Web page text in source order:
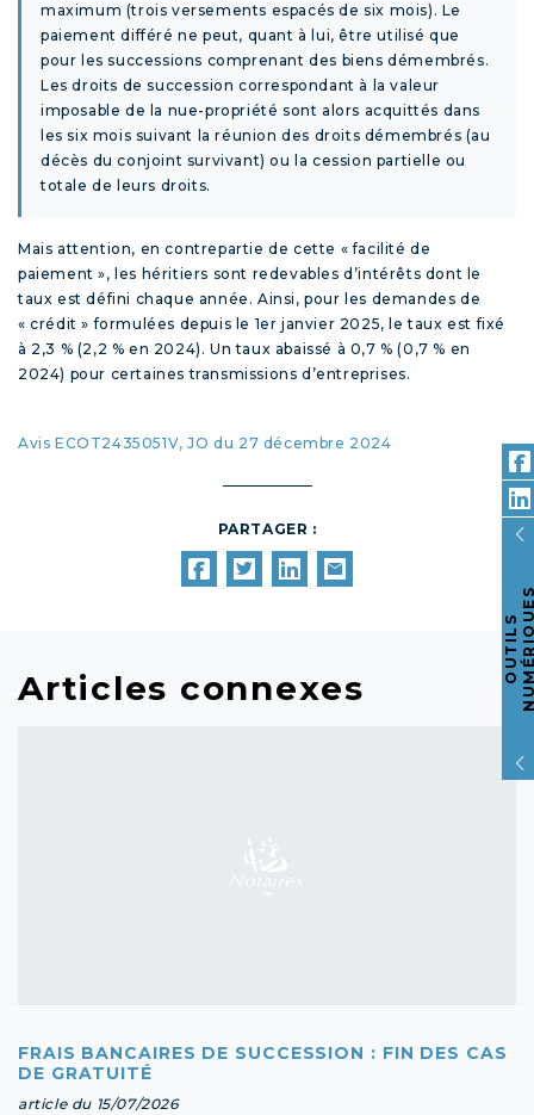
maximum (trois versements espacés de six mois). Le
paiement différé ne peut, quant à lui, être utilisé que
pour les successions comprenant des biens démembrés.
Les droits de succession correspondant à la valeur
imposable de la nue-propriété sont alors acquittés dans
les six mois suivant la réunion des droits démembrés (au
décès du conjoint survivant) ou la cession partielle ou
totale de leurs droits.
Mais attention, en contrepartie de cette « facilité de
paiement », les héritiers sont redevables d’intérêts dont le
taux est défini chaque année. Ainsi, pour les demandes de
« crédit » formulées depuis le 1er janvier 2025, le taux est fixé
à 2,3 % (2,2 % en 2024). Un taux abaissé à 0,7 % (0,7 % en
2024) pour certaines transmissions d’entreprises.
Avis ECOT2435051V, JO du 27 décembre 2024
PARTAGER :
Articles connexes
FRAIS BANCAIRES DE SUCCESSION : FIN DES CAS
DE GRATUITÉ
article du 15/07/2026
O
U
T
I
L
S
N
U
M
É
R
I
Q
U
E